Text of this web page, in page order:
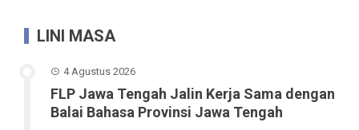
LINI MASA
4 Agustus 2026
FLP Jawa Tengah Jalin Kerja Sama dengan
Balai Bahasa Provinsi Jawa Tengah